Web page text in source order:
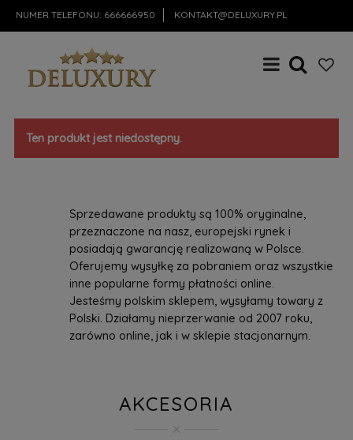
NUMER TELEFONU: 666666950 KONTAKT@DELUXURY.PL
Ten produkt jest niedostępny.
Sprzedawane produkty są 100% oryginalne,
przeznaczone na nasz, europejski rynek i
posiadają gwarancję realizowaną w Polsce.
Oferujemy wysyłkę za pobraniem oraz wszystkie
inne popularne formy płatności online.
Jesteśmy polskim sklepem, wysyłamy towary z
Polski. Działamy nieprzerwanie od 2007 roku,
zarówno online, jak i w sklepie stacjonarnym.
AKCESORIA